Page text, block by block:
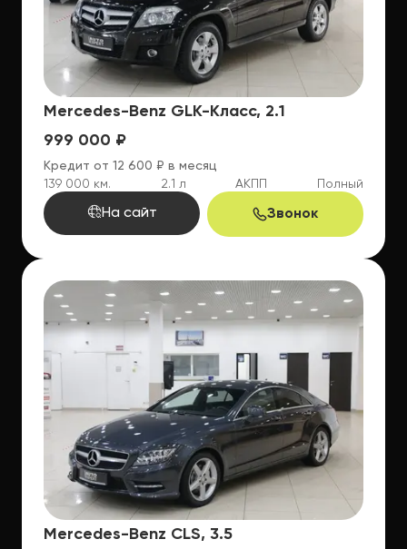
Mercedes-Benz GLK-Класс, 2.1
999 000 ₽
Кредит от 12 600 ₽ в месяц
139 000 км.
2.1 л АКПП Полный
На сайт Звонок
Mercedes-Benz CLS, 3.5